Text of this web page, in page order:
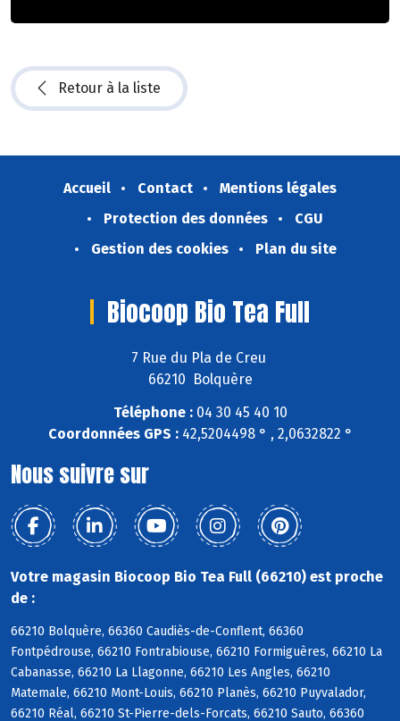
Retour à la liste
Accueil Contact
Mentions légales
Protection des données
CGU
Gestion des cookies
Plan du site
Biocoop Bio Tea Full
7 Rue du Pla de Creu
66210 Bolquère
Téléphone :04 30 45 40 10
Coordonnées GPS :42,5204498 ° , 2,0632822 °
Nous suivre sur
Votre magasin Biocoop Bio Tea Full (66210) est proche
de :
66210 Bolquère, 66360 Caudiès-de-Conflent, 66360
Fontpédrouse, 66210 Fontrabiouse, 66210 Formiguères, 66210 La
Cabanasse, 66210 La Llagonne, 66210 Les Angles, 66210
Matemale, 66210 Mont-Louis, 66210 Planès, 66210 Puyvalador,
66210 Réal, 66210 St-Pierre-dels-Forcats, 66210 Sauto, 66360